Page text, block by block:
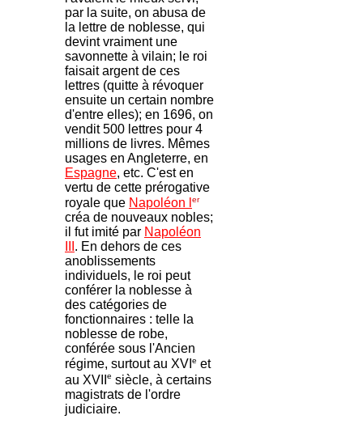
par la suite, on abusa de
la lettre de noblesse, qui
devint vraiment une
savonnette à vilain; le roi
faisait argent de ces
lettres (quitte à révoquer
ensuite un certain nombre
d'entre elles); en 1696, on
vendit 500 lettres pour 4
millions de livres. Mêmes
usages en Angleterre, en
Espagne, etc. C'est en
vertu de cette prérogative
royale que Napoléon l er
créa de nouveaux nobles;
il fut imité par Napoléon
. En dehors de ces
anoblissements
individuels, le roi peut
conférer la noblesse à
des catégories de
fonctionnaires : telle la
noblesse de robe,
conférée sous l'Ancien
régime, surtout au XVI e et
au XVII
e siècle, à certains
magistrats de l'ordre
judiciaire.